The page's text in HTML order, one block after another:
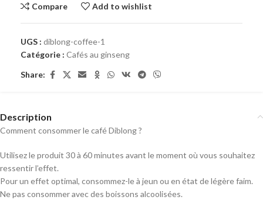
Compare Add to wishlist
UGS : diblong-coffee-1
Catégorie : Cafés au ginseng
Share:
Description
Comment consommer le café Diblong ?
Utilisez le produit 30 à 60 minutes avant le moment où vous souhaitez
ressentir l’effet.
Pour un effet optimal, consommez-le à jeun ou en état de légère faim.
Ne pas consommer avec des boissons alcoolisées.